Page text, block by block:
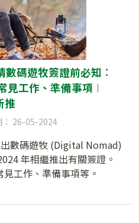
碼遊牧簽證前必知︰
見工作、準備事項︱
推
： 26-05-2024
數碼遊牧 (Digital Nomad)
年相繼推出有關簽證。
工作、準備事項等。